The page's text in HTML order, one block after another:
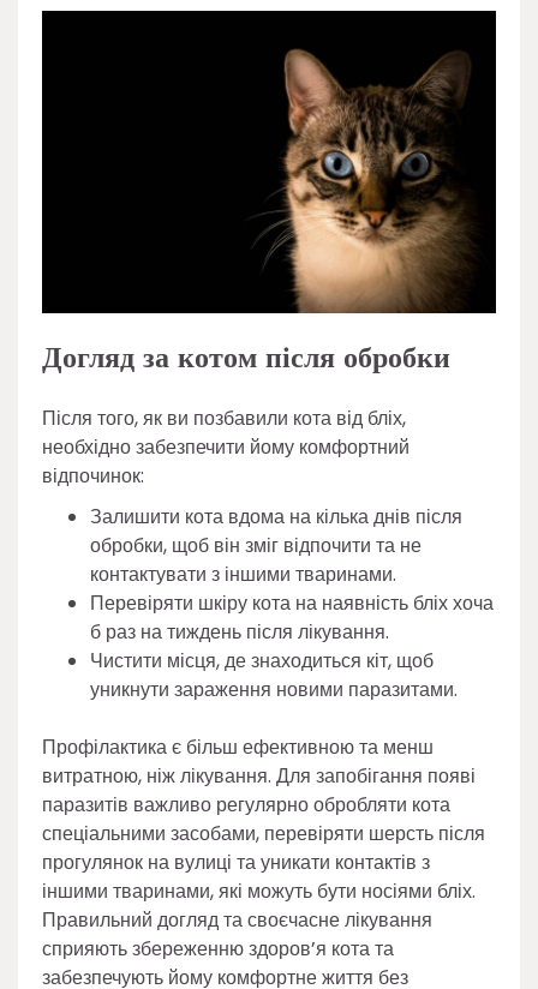
Догляд за котом після обробки
Після того, як ви позбавили кота від бліх,
необхідно забезпечити йому комфортний
відпочинок:
Залишити кота вдома на кілька днів після
обробки, щоб він зміг відпочити та не
контактувати з іншими тваринами.
Перевіряти шкіру кота на наявність бліх хоча
б раз на тиждень після лікування.
Чистити місця, де знаходиться кіт, щоб
уникнути зараження новими паразитами.
Профілактика є більш ефективною та менш
витратною, ніж лікування. Для запобігання появі
паразитів важливо регулярно обробляти кота
спеціальними засобами, перевіряти шерсть після
прогулянок на вулиці та уникати контактів з
іншими тваринами, які можуть бути носіями бліх.
Правильний догляд та своєчасне лікування
сприяють збереженню здоров’я кота та
забезпечують йому комфортне життя без